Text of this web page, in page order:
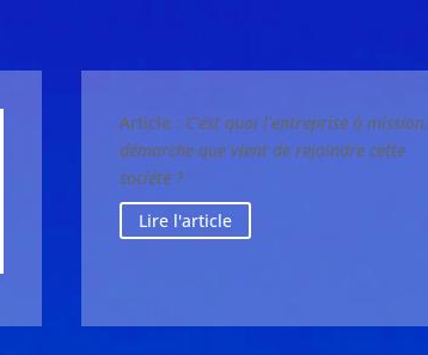
Article : C’est quoi l’entreprise à mission,
démarche que vient de rejoindre cette
société ?
Lire l'article